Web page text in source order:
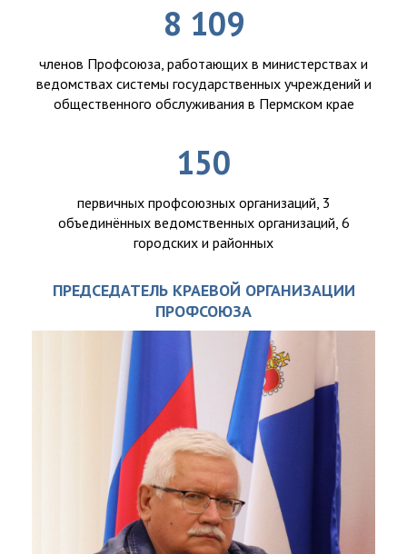
8 109
членов Профсоюза, работающих в министерствах и
ведомствах системы государственных учреждений и
общественного обслуживания в Пермском крае
150
первичных профсоюзных организаций, 3
объединённых ведомственных организаций, 6
городских и районных
ПРЕДСЕДАТЕЛЬ КРАЕВОЙ ОРГАНИЗАЦИИ
ПРОФСОЮЗА